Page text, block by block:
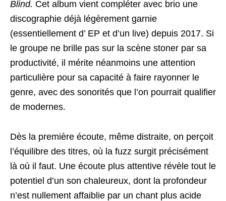
Blind. Cet album vient compléter avec brio une
discographie déjà légèrement garnie
(essentiellement d’ EP et d’un live) depuis 2017. Si
le groupe ne brille pas sur la scène stoner par sa
productivité, il mérite néanmoins une attention
particulière pour sa capacité à faire rayonner le
genre, avec des sonorités que l’on pourrait qualifier
de modernes.
Dès la première écoute, même distraite, on perçoit
l’équilibre des titres, où la fuzz surgit précisément
là où il faut. Une écoute plus attentive révèle tout le
potentiel d’un son chaleureux, dont la profondeur
n’est nullement affaiblie par un chant plus acide